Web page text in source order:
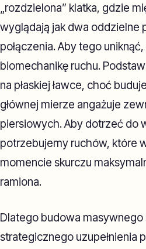
„rozdzielona” klatka, gdzie
wyglądają jak dwa oddzielne
połączenia. Aby tego
biomechanikę ruchu.
na płaskiej ławce, choć
głównej mierze angażuje
piersiowych. Aby dotrzeć do
potrzebujemy ruchów, które
momencie skurczu
ramiona.
Dlatego budowa masywnego
strategicznego uzupełnienia